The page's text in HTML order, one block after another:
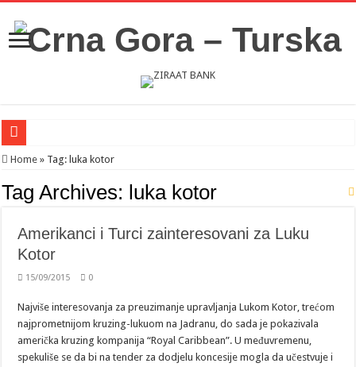
Novosti iz Acibadema
Šahman sa iseljenicima iz Crne Gore u Turskoj: Velika je važnost naše
Home » Tag: luka kotor
Tag Archives: luka kotor
Amerikanci i Turci zainteresovani za Luku
Kotor
15/09/2015 0
Najviše interesovanja za preuzimanje upravljanja Lukom Kotor, trećom
najprometnijom kruzing-lukuom na Jadranu, do sada je pokazivala
američka kruzing kompanija “Royal Caribbean”. U međuvremenu,
spekuliše se da bi na tender za dodjelu koncesije mogla da učestvuje i